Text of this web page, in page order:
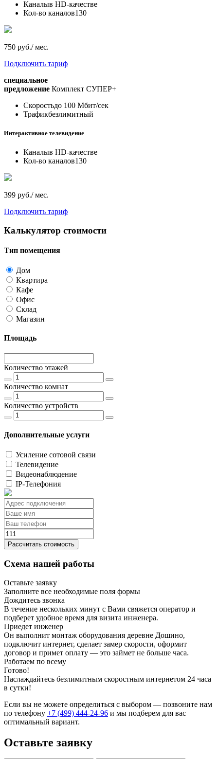
Каналыв HD-качестве
Кол-во каналов130
750 руб./ мес.
Подключить тариф
специальное
предложение Комплект СУПЕР+
Скоростьдо 100 Мбит/сек
Трафикбезлимитный
Интерактивное телевидение
Каналыв HD-качестве
Кол-во каналов130
399 руб./ мес.
Подключить тариф
Калькулятор стоимости
Тип помещения
Дом
Квартира
Кафе
Офис
Склад
Магазин
Площадь
Количество этажей
Количество комнат
Количество устройств
Дополнительные услуги
Усиление сотовой связи
Телевидение
Видеонаблюдение
IP-Телефония
Рассчитать стоимость
Схема нашей работы
Оставьте заявку
Заполните все необходимые поля формы
Дождитесь звонка
В течение нескольких минут с Вами свяжется оператор и
подберет удобное время для визита инженера.
Приедет инженер
Он выполнит монтаж оборудования деревне Дошино,
подключит интернет, сделает замер скорости, оформит
договор и примет оплату — это займет не больше часа.
Работаем по всему
Готово!
Наслаждайтесь безлимитным скоростным интернетом 24 часа
в сутки!
Если вы не можете определиться с выбором — позвоните нам
по телефону +7 (499) 444-24-96 и мы подберем для вас
оптимальный вариант.
Оставьте заявку